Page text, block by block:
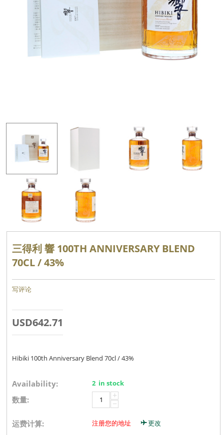
三得利 響 100TH ANNIVERSARY BLEND
70CL / 43%
写评论
USD642.71
Hibiki 100th Anniversary Blend 70cl / 43%
Availability: 2 in stock
数量: +
−
运费计算: 注册您的地址 更改